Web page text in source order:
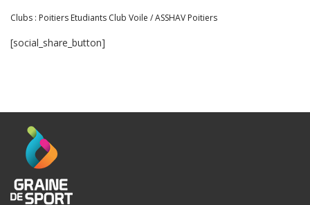
Clubs : Poitiers Etudiants Club Voile / ASSHAV Poitiers
[social_share_button]